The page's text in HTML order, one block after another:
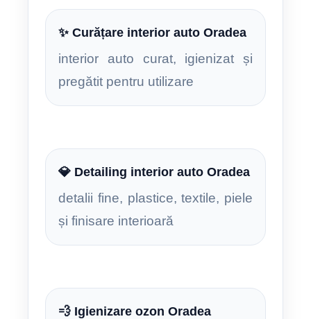
✨ Curățare interior auto Oradea
interior auto curat, igienizat și
pregătit pentru utilizare
💎 Detailing interior auto Oradea
detalii fine, plastice, textile, piele
și finisare interioară
💨 Igienizare ozon Oradea